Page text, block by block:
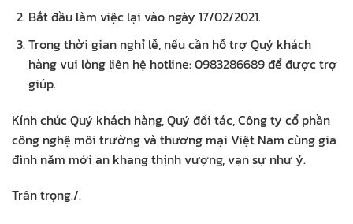
Bắt đầu làm việc lại vào ngày 17/02/2021.
Trong thời gian nghỉ lễ, nếu cần hỗ trợ Quý khách
hàng vui lòng liên hệ hotline: 0983286689 để được trợ
giúp.
Kính chúc Quý khách hàng, Quý đối tác, Công ty cổ phần
công nghệ môi trường và thương mại Việt Nam cùng gia
đình năm mới an khang thịnh vượng, vạn sự như ý.
Trân trọng./.